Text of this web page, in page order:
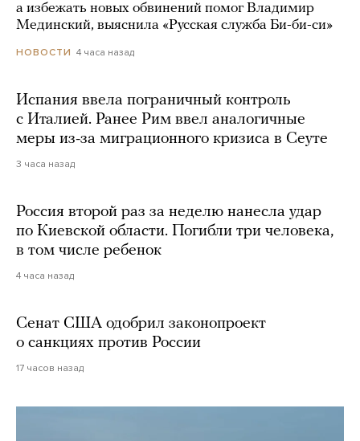
а избежать новых обвинений помог Владимир
Мединский, выяснила «Русская служба Би-би-си»
НОВОСТИ 4 часа назад
Испания ввела пограничный контроль
с Италией. Ранее Рим ввел аналогичные
меры из-за миграционного кризиса в Сеуте
3 часа назад
Россия второй раз за неделю нанесла удар
по Киевской области. Погибли три человека,
в том числе ребенок
4 часа назад
Сенат США одобрил законопроект
о санкциях против России
17 часов назад